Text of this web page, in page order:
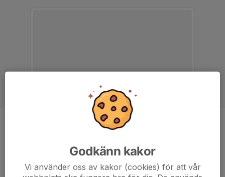
Ledare
Godkänn kakor
Vi använder oss av kakor (cookies) för att vår